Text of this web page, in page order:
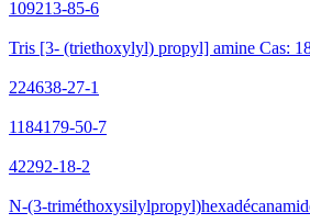
109213-85-6
Tris [3- (triethoxylyl) propyl] amine Cas:
224638-27-1
1184179-50-7
42292-18-2
N-(3-